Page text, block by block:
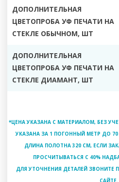
ДОПОЛНИТЕЛЬНАЯ
ЦВЕТОПРОБА УФ ПЕЧАТИ НА
СТЕКЛЕ ОБЫЧНОМ, ШТ
ДОПОЛНИТЕЛЬНАЯ
ЦВЕТОПРОБА УФ ПЕЧАТИ НА
СТЕКЛЕ ДИАМАНТ, ШТ
*ЦЕНА УКАЗАНА С МАТЕРИАЛОМ, БЕЗ
УКАЗАНА ЗА 1 ПОГОННЫЙ МЕТР ДО
ДЛИНА ПОЛОТНА 320 СМ, ЕСЛИ
ПРОСЧИТЫВАТЬСЯ С 40%
ДЛЯ УТОЧНЕНИЯ ДЕТАЛЕЙ ЗВОНИТЕ